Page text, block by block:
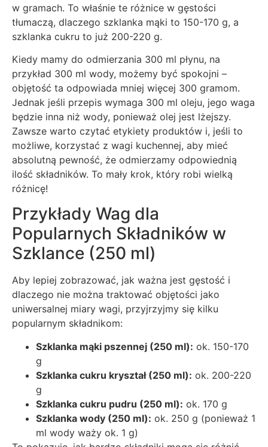
w gramach. To właśnie te różnice w gęstości
tłumaczą, dlaczego szklanka mąki to 150-170 g, a
szklanka cukru to już 200-220 g.
Kiedy mamy do odmierzania 300 ml płynu, na
przykład 300 ml wody, możemy być spokojni –
objętość ta odpowiada mniej więcej 300 gramom.
Jednak jeśli przepis wymaga 300 ml oleju, jego waga
będzie inna niż wody, ponieważ olej jest lżejszy.
Zawsze warto czytać etykiety produktów i, jeśli to
możliwe, korzystać z wagi kuchennej, aby mieć
absolutną pewność, że odmierzamy odpowiednią
ilość składników. To mały krok, który robi wielką
różnicę!
Przykłady Wag dla
Popularnych Składników w
Szklance (250 ml)
Aby lepiej zobrazować, jak ważna jest gęstość i
dlaczego nie można traktować objętości jako
uniwersalnej miary wagi, przyjrzyjmy się kilku
popularnym składnikom:
Szklanka mąki pszennej (250 ml): ok. 150-170
g
Szklanka cukru kryształ (250 ml): ok. 200-220
g
Szklanka cukru pudru (250 ml): ok. 170 g
Szklanka wody (250 ml): ok. 250 g (ponieważ 1
ml wody waży ok. 1 g)